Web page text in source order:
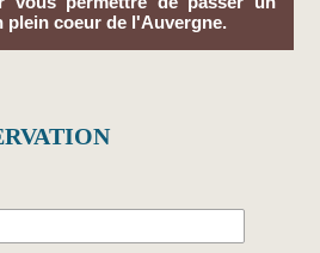
plein coeur de l'Auvergne.